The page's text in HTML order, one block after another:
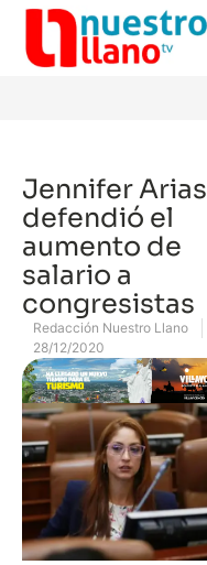
Jennifer Arias
defendió el
aumento de
salario a
congresistas
Redacción Nuestro Llano
28/12/2020